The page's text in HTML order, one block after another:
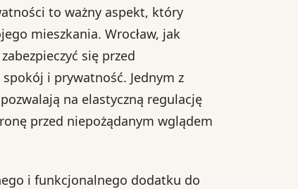
to ważny aspekt, który
mieszkania. Wrocław, jak
się przed
i prywatność. Jednym z
na elastyczną regulację
przed niepożądanym wglądem
i funkcjonalnego dodatku do